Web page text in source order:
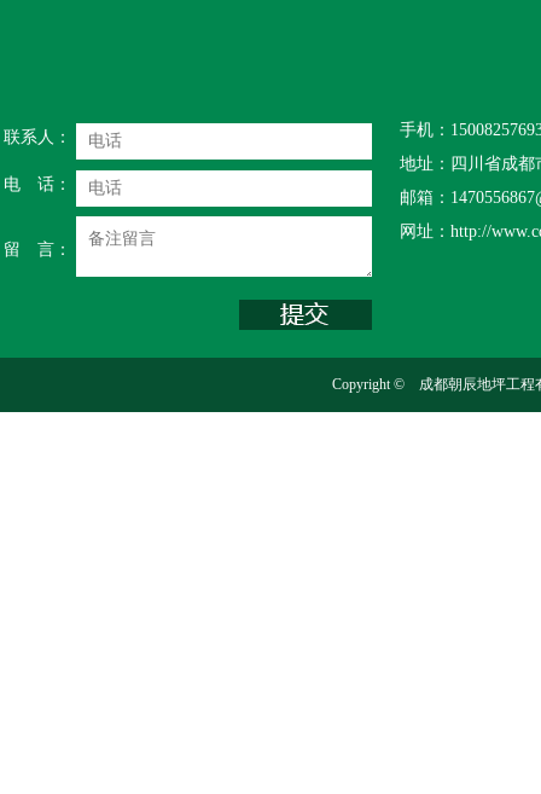
联系人：
电 话：
留 言：
手机：
地址：四川省成都
邮箱：
网址：http://
Copyright © 成都朝辰地坪工程